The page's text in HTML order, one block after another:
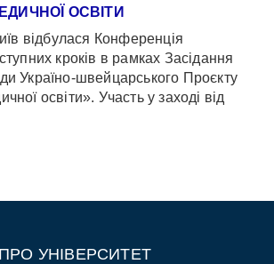
ОСВІТИ
відбулася Конференція
кроків в рамках Засідання
Україно-швейцарського Проєкту
освіти». Участь у заході від
ПРО УНІВЕРСИТЕТ